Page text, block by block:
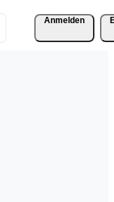
Anmelden